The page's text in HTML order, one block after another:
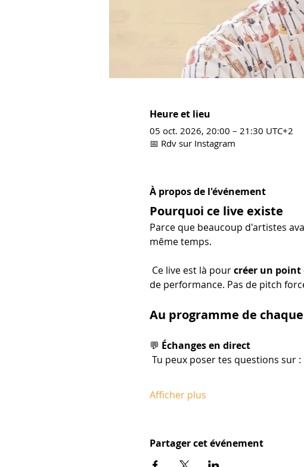
Heure et lieu
05 oct. 2026, 20:00 – 21:30 UTC+2
📅 Rdv sur Instagram
À propos de l'événement
Pourquoi ce live existe
Parce que beaucoup d'artistes
même temps.
Ce live est là pour créer un
de performance. Pas de pitch
Au programme de
💬 Échanges en direct
Tu peux poser tes questions sur :
Afficher plus
Partager cet événement